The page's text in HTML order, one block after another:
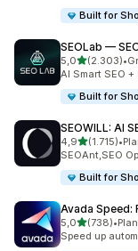
Built for
SEOLab —
5,0de 5 estrelas
(2.303)
2303 avaliações
•
AI Smart SEO
Built for
SEOWILL: AI
4,9de 5(1.715)
1715 •
SEOAnt,SEO
Built for
Avada Speed:
5,0de 5 estrelas
(738)
738 avaliações
•
Speed up